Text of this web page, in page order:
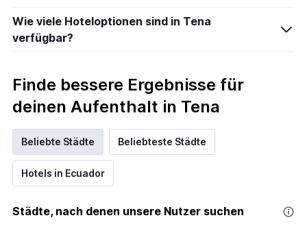
Wie viele Hoteloptionen sind in Tena
verfügbar?
Finde bessere Ergebnisse für
deinen Aufenthalt in Tena
Beliebte Städte Beliebteste Städte
Hotels in Ecuador
Städte, nach denen unsere Nutzer suchen